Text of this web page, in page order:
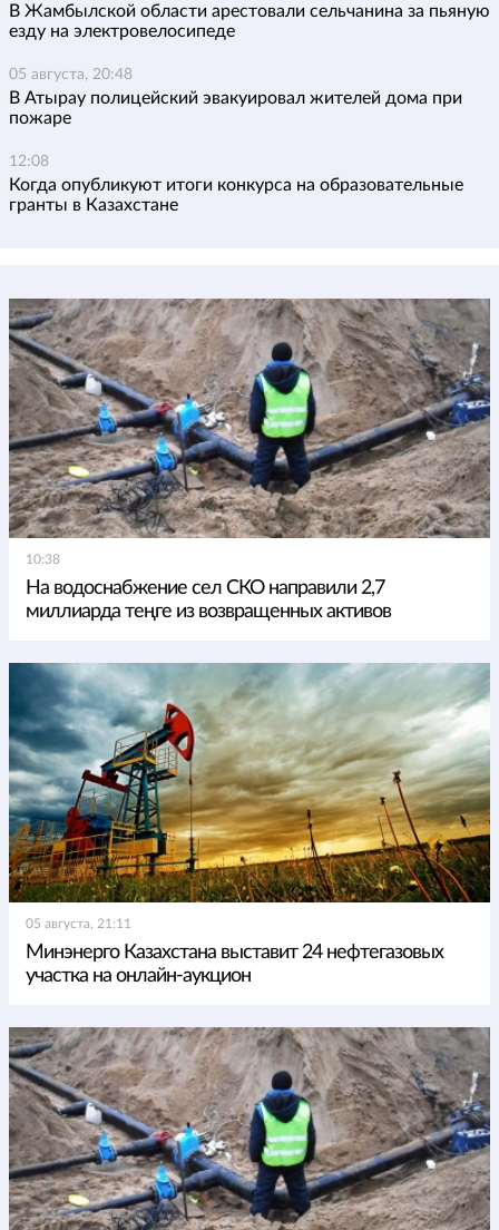
В Жамбылской области арестовали сельчанина за пьяную
езду на электровелосипеде
05 августа, 20:48
В Атырау полицейский эвакуировал жителей дома при
пожаре
12:08
Когда опубликуют итоги конкурса на образовательные
гранты в Казахстане
10:38
На водоснабжение сел СКО направили 2,7
миллиарда теңге из возвращенных активов
05 августа, 21:11
Минэнерго Казахстана выставит 24 нефтегазовых
участка на онлайн-аукцион